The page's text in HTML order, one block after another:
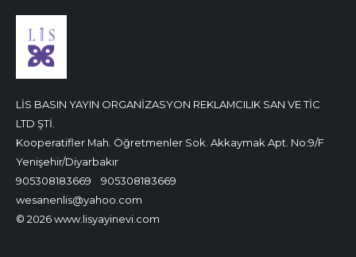
LİS BASIN YAYIN ORGANİZASYON REKLAMCILIK SAN VE TİC
LTD ŞTİ.
Kooperatifler Mah. Öğretmenler Sok. Akkaymak Apt. No:9/F
Yenişehir/Diyarbakır
905308183669
905308183669
wesanenlis@yahoo.com
© 2026 www.lisyayinevi.com